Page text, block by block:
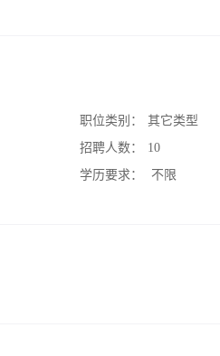
职位类别：
其它类型
招聘人数：
10
学历要求：
不限